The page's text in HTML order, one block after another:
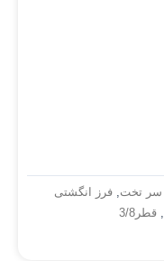
سر تخت, فرز انگشتی
, قطر3/8